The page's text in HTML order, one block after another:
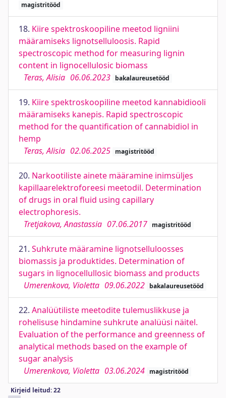
magistritööd
18. Kiire spektroskoopiline meetod ligniini
määramiseks lignotselluloosis. Rapid
spectroscopic method for measuring lignin
content in lignocellulosic biomass
Teras, Alisia 06.06.2023 bakalaureusetööd
19. Kiire spektroskoopiline meetod kannabidiooli
määramiseks kanepis. Rapid spectroscopic
method for the quantification of cannabidiol in
hemp
Teras, Alisia 02.06.2025 magistritööd
20. Narkootiliste ainete määramine inimsüljes
kapillaarelektroforeesi meetodil. Determination
of drugs in oral fluid using capillary
electrophoresis.
Tretjakova, Anastassia 07.06.2017 magistritööd
21. Suhkrute määramine lignotselluloosses
biomassis ja produktides. Determination of
sugars in lignocellullosic biomass and products
Umerenkova, Violetta 09.06.2022 bakalaureusetööd
22. Analüütiliste meetodite tulemuslikkuse ja
rohelisuse hindamine suhkrute analüüsi näitel.
Evaluation of the performance and greenness of
analytical methods based on the example of
sugar analysis
Umerenkova, Violetta 03.06.2024 magistritööd
Kirjeid leitud: 22